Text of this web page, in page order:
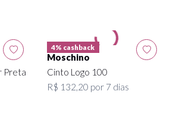
Preta
4% cashback
Moschino
Cinto Logo 100
R$ 132,20 por 7 dias